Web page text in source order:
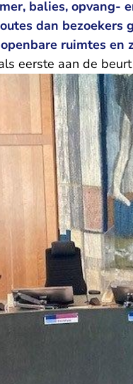
balies, opvang-
dan
ruimtes
eerste aan de beurt